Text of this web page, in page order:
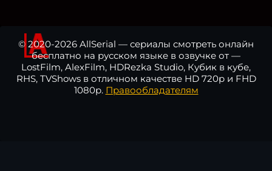
© 2020-2026 AllSerial — сериалы смотреть онлайн
бесплатно на русском языке в озвучке от —
LostFilm, AlexFilm, HDRezka Studio, Кубик в кубе,
RHS, TVShows в отличном качестве HD 720p и FHD
1080p. Правообладателям